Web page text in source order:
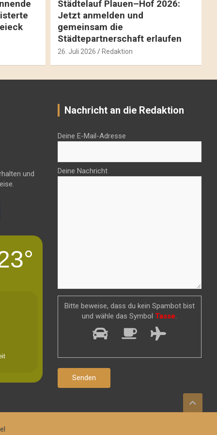
Städtelauf Plauen–Hof 2026:
Jetzt anmelden und
gemeinsam die
Städtepartnerschaft erlaufen
26. Juli 2026 Redaktion
und
Nachricht an die Redaktion
Deine E-Mail-Adresse
Deine Nachricht
Bitte beweise, dass du kein Spambot bist
und wähle das Symbol Tasse.